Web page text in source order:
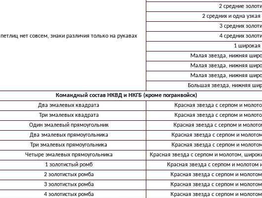
петлиц нет совсем, знаки различия только на рукавах
2 средние
2 средних и одна
3 средних
4 средних
1 широкая
Малая звезда, нижняя
Малая звезда, нижняя
Малая звезда, нижняя
Большая звезда, нижняя
Командный состав НКВД и НКГБ (кроме погранвойск)
Два эмалевых квадрата
Красная звезда с серпом и
Три эмалевых квадрата
Красная звезда с серпом и
Один эмалевый прямоугольник
Красная звезда с серпом и
Два эмалевых прямоугольника
Красная звезда с серпом и
Три эмалевых прямоугольника
Красная звезда с серпом и
Четыре эмалевых прямоугольника
Красная звезда с серпом и молотом,
1 золотистый ромб
Красная звезда с серпом и молотом
2 золотистых ромба
Красная звезда с серпом и молотом
3 золотистых ромба
Красная звезда с серпом и молотом
4 золотистых ромба
Красная звезда с серпом и молотом